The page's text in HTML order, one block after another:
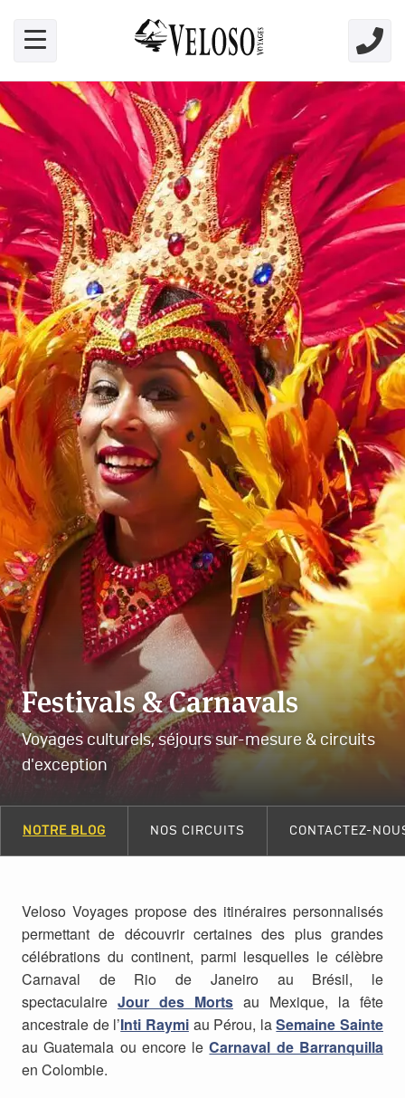
Festivals & Carnavals
Voyages culturels, séjours sur-mesure & circuits
d'exception
NOTRE BLOG NOS CIRCUITS CONTACTEZ-
Veloso Voyages propose des itinéraires personnalisés
permettant de découvrir certaines des plus grandes
célébrations du continent, parmi lesquelles le célèbre
Carnaval de Rio de Janeiro au Brésil, le
spectaculaire Jour des Morts au Mexique, la fête
ancestrale de l’Inti Raymi au Pérou, laSemaine Sainte
au Guatemala ou encore leCarnaval de Barranquilla
en Colombie.